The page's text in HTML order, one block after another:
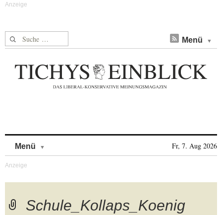
Suche nach: Menü
Menü Fr, 7. Aug 2026
Schule_Kollaps_Koenig